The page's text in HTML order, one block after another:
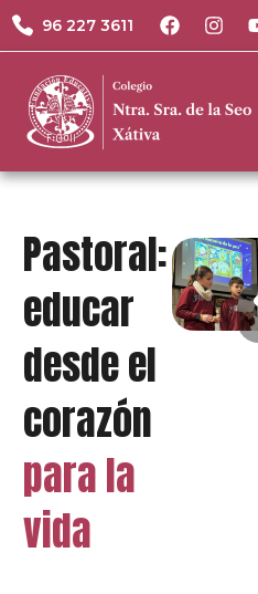
96 227 3611
Pastoral:
educar
desde el
corazón
para la
vida